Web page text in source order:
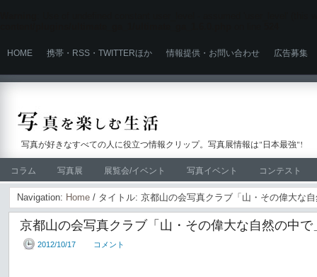
HOME 携帯・RSS・TWITTERほか 情報提供・お問い合わせ 広告募集
写真が好きなすべての人に役立つ情報クリップ。写真展情報は"日本最強"!
コラム 写真展 展覧会/イベント 写真イベント コンテスト
Navigation: Home / タイトル: 京都山の会写真クラブ「山・その偉大な
京都山の会写真クラブ「山・その偉大な自然の中で
2012/10/17 コメント